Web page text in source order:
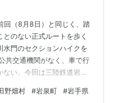
回（8月8日）と同じく、踏
のない正式ルートを歩く
水門のセクションハイクを
共交通機関がなく、車で行
ない。今回は三陸鉄道岩泉
てすぐ、運転手さんが急に
野畑村 #岩泉町 #岩手県